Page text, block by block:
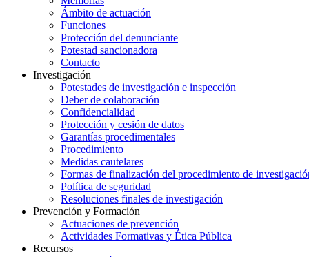
Ámbito de actuación
Funciones
Protección del denunciante
Potestad sancionadora
Contacto
Investigación
Potestades de investigación e inspección
Deber de colaboración
Confidencialidad
Protección y cesión de datos
Garantías procedimentales
Procedimiento
Medidas cautelares
Formas de finalización del procedimiento de
Política de seguridad
Resoluciones finales de investigación
Prevención y Formación
Actuaciones de prevención
Actividades Formativas y Ética Pública
Recursos